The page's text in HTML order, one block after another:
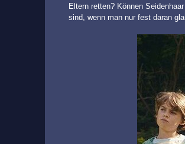
Eltern retten? Können
sind, wenn man nur fest daran